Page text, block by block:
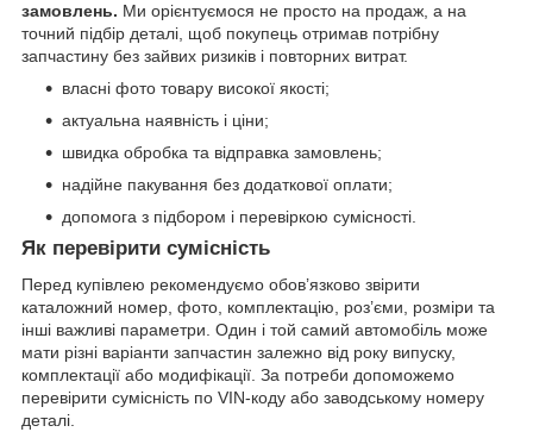
замовлень. Ми орієнтуємося не просто на продаж, а на
точний підбір деталі, щоб покупець отримав потрібну
запчастину без зайвих ризиків і повторних витрат.
власні фото товару високої якості;
актуальна наявність і ціни;
швидка обробка та відправка замовлень;
надійне пакування без додаткової оплати;
допомога з підбором і перевіркою сумісності.
Як перевірити сумісність
Перед купівлею рекомендуємо обов’язково звірити
каталожний номер, фото, комплектацію, роз’єми, розміри та
інші важливі параметри. Один і той самий автомобіль може
мати різні варіанти запчастин залежно від року випуску,
комплектації або модифікації. За потреби допоможемо
перевірити сумісність по VIN-коду або заводському номеру
деталі.